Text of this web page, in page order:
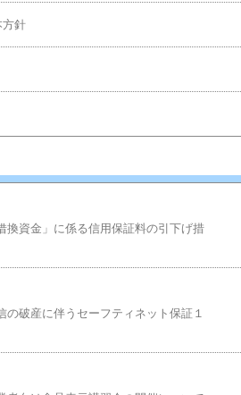
方針
換資金」に係る信用保証料の引下げ措
の破産に伴うセーフティネット保証１